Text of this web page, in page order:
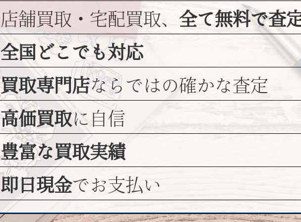
店舗買取・宅配買取、 全て無料で査
全国どこでも対応
買取専門店ならではの確かな査定
高価買取に自信
豊富な買取実績
即日現金でお支払い